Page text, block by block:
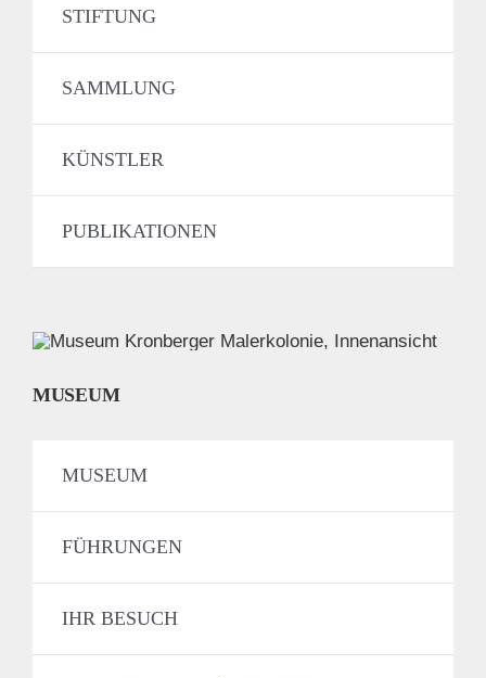
STIFTUNG
SAMMLUNG
KÜNSTLER
PUBLIKATIONEN
MUSEUM
MUSEUM
FÜHRUNGEN
IHR BESUCH